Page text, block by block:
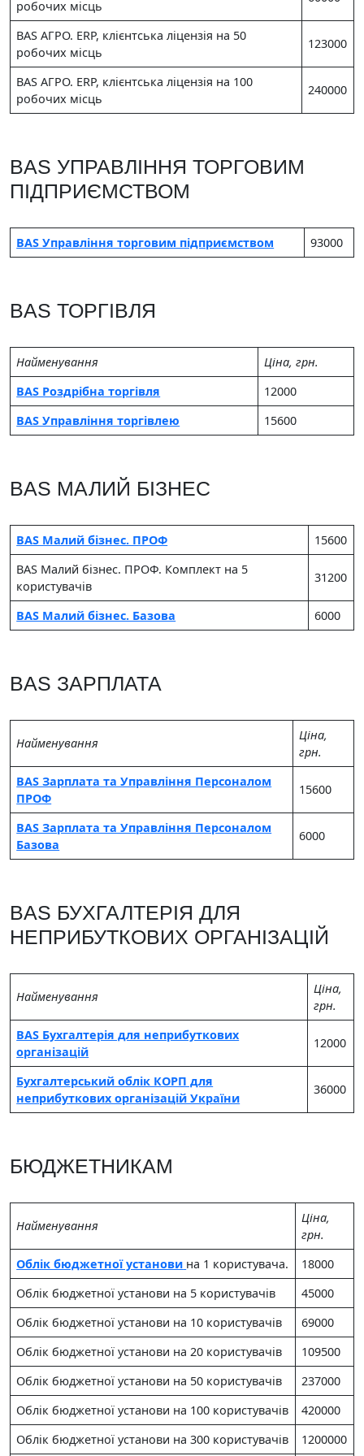
робочих місць
BAS АГРО. ERP, клієнтська ліцензія на 50
робочих місць
123000
BAS АГРО. ERP, клієнтська ліцензія на 100
робочих місць
240000
BAS УПРАВЛІННЯ ТОРГОВИМ
ПІДПРИЄМСТВОМ
BAS Управління торговим підприємством 93000
BAS ТОРГІВЛЯ
Найменування
Цiна, грн.
BAS Роздрібна торгівля
12000
BAS Управління торгівлею
15600
BAS МАЛИЙ БІЗНЕС
BAS Малий бізнес. ПРОФ
15600
BAS Малий бізнес. ПРОФ. Комплект на 5
користувачів
31200
BAS Малий бізнес. Базова 6000
BAS ЗАРПЛАТА
Найменування
Цiна,
грн.
BAS Зарплата та Управління Персоналом
ПРОФ
15600
BAS Зарплата та Управління Персоналом
Базова
6000
BAS БУХГАЛТЕРІЯ ДЛЯ
НЕПРИБУТКОВИХ ОРГАНІЗАЦІЙ
Найменування
Цiна,
грн.
BAS Бухгалтерія для неприбуткових
організацій
12000
Бухгалтерський облік КОРП для
неприбуткових організацій України
36000
БЮДЖЕТНИКАМ
Найменування
Цiна,
грн.
Облік бюджетної установи на 1 користувача.
18000
Облік бюджетної установи на 5 користувачів
45000
Облік бюджетної установи на 10 користувачів
69000
Облік бюджетної установи на 20 користувачів
109500
Облік бюджетної установи на 50 користувачів
237000
Облік бюджетної установи на 100 користувачів
420000
Облік бюджетної установи на 300 користувачів
1200000